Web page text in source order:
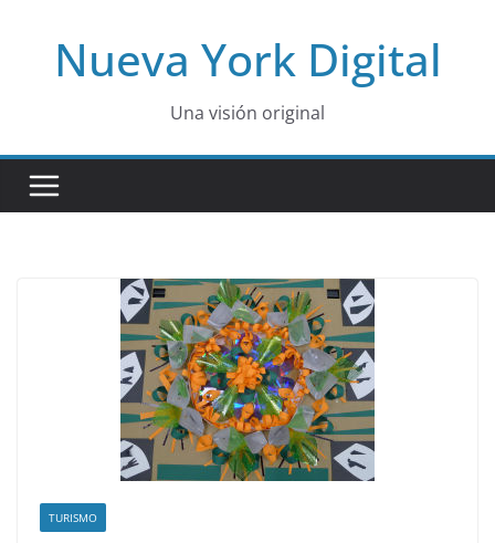
contentNueva York Digital
Una visión original
TURISMO